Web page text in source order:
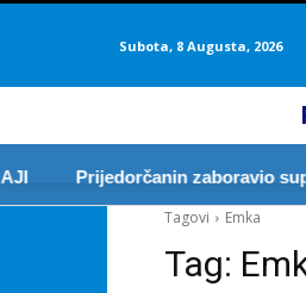
Subota, 8 Augusta, 2026
Prijedorčanin zaboravio
Tagovi
Emka
Tag: